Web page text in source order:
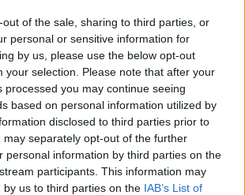
out of the sale, sharing to third parties, or
personal or sensitive information for
by us, please use the below opt-out
your selection. Please note that after your
processed you may continue seeing
based on personal information utilized by
disclosed to third parties prior to
may separately opt-out of the further
personal information by third parties on the
participants. This information may
by us to third parties on the IAB’s List of
κατηγορεί τη Meta ότι οι λειτουργίες
Instagram ενισχύουν τον εθισμό των
και προειδοποιεί με πρόστιμο
έως και το 6% του τζίρου.
Βασίλης
Λαδιάς